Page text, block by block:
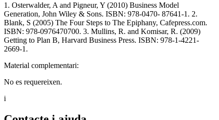
1. Osterwalder, A and Pigneur, Y (2010) Business Model
Generation, John Wiley & Sons. ISBN: 978-0470- 87641-1. 2.
Blank, S (2005) The Four Steps to The Epiphany, Cafepress.com.
ISBN: 978-0976470700. 3. Mullins, R. and Komisar, R. (2009)
Getting to Plan B, Harvard Business Press. ISBN: 978-1-4221-
2669-1.
Material complementari:
No es requereixen.
i